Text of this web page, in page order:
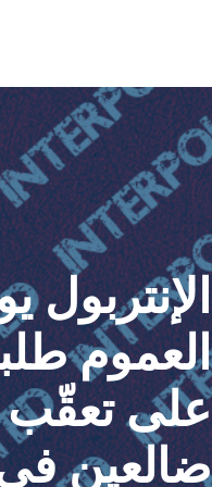
الإنتربول
العموم
على تعقّب
ضالعين في